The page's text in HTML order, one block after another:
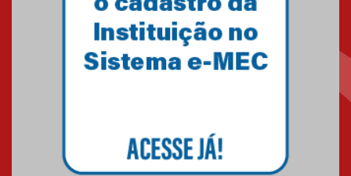
internacionais
03.08.2026
03.08.2026